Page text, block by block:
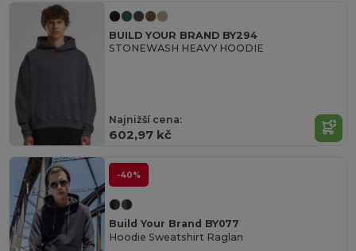
BUILD YOUR BRAND BY294
STONEWASH HEAVY HOODIE
Najnižší cena:
602,97 kč
-40%
Build Your Brand BY077
Hoodie Sweatshirt Raglan